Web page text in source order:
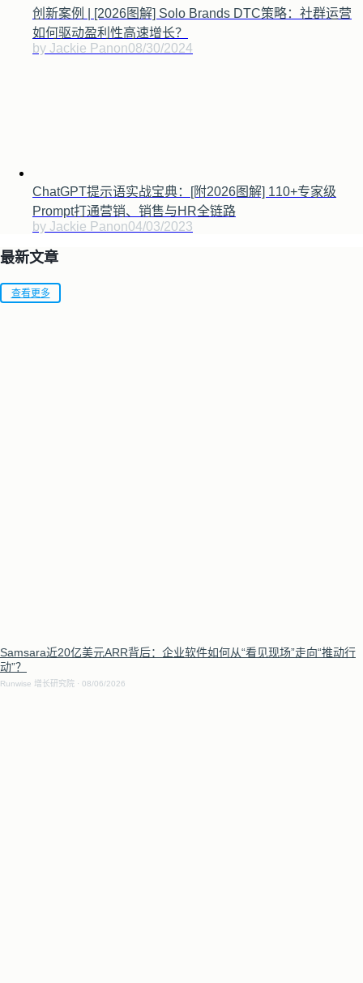
创新案例 | [2026图解] Solo Brands DTC策略：社群运营
如何驱动盈利性高速增长？
by Jackie Panon08/30/2024
ChatGPT提示语实战宝典：[附2026图解] 110+专家级
Prompt打通营销、销售与HR全链路
by Jackie Panon04/03/2023
最新文章
查看更多
Samsara近20亿美元ARR背后：企业软件如何从“看见现场”走向“推动行
动”？
Runwise 增长研究院 08/06/2026